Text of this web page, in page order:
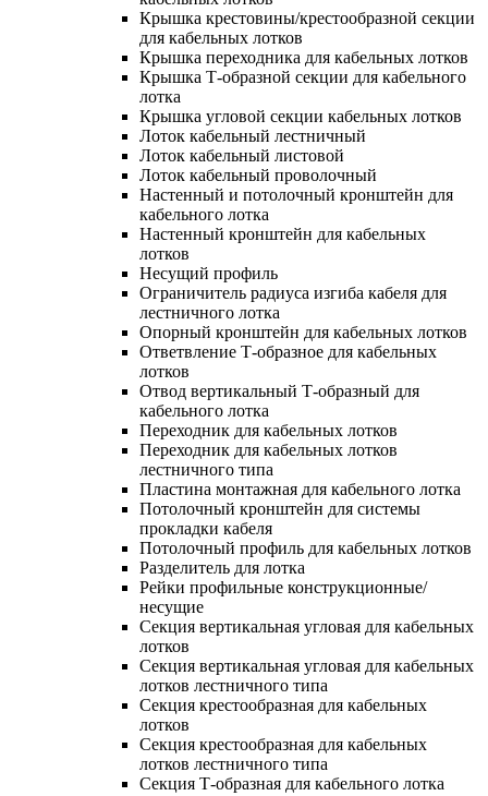
Крышка крестовины/крестообразной секции
для кабельных лотков
Крышка переходника для кабельных лотков
Крышка Т-образной секции для кабельного
лотка
Крышка угловой секции кабельных лотков
Лоток кабельный лестничный
Лоток кабельный листовой
Лоток кабельный проволочный
Настенный и потолочный кронштейн для
кабельного лотка
Настенный кронштейн для кабельных
лотков
Несущий профиль
Ограничитель радиуса изгиба кабеля для
лестничного лотка
Опорный кронштейн для кабельных лотков
Ответвление Т-образное для кабельных
лотков
Отвод вертикальный Т-образный для
кабельного лотка
Переходник для кабельных лотков
Переходник для кабельных лотков
лестничного типа
Пластина монтажная для кабельного лотка
Потолочный кронштейн для системы
прокладки кабеля
Потолочный профиль для кабельных лотков
Разделитель для лотка
Рейки профильные конструкционные/
несущие
Секция вертикальная угловая для кабельных
лотков
Секция вертикальная угловая для кабельных
лотков лестничного типа
Секция крестообразная для кабельных
лотков
Секция крестообразная для кабельных
лотков лестничного типа
Секция Т-образная для кабельного лотка